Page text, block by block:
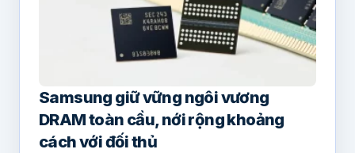
Samsung giữ vững ngôi vương
DRAM toàn cầu, nới rộng khoảng
cách với đối thủ